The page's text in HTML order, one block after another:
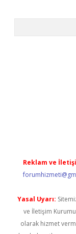
Reklam ve
Yasal Uyarı:
ve İletişim Kurumu
olarak hizmet